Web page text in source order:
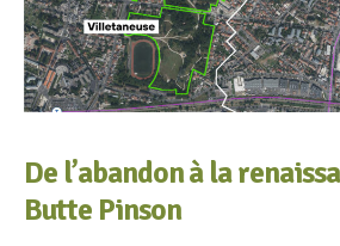
De l’abandon à la
Butte Pinson